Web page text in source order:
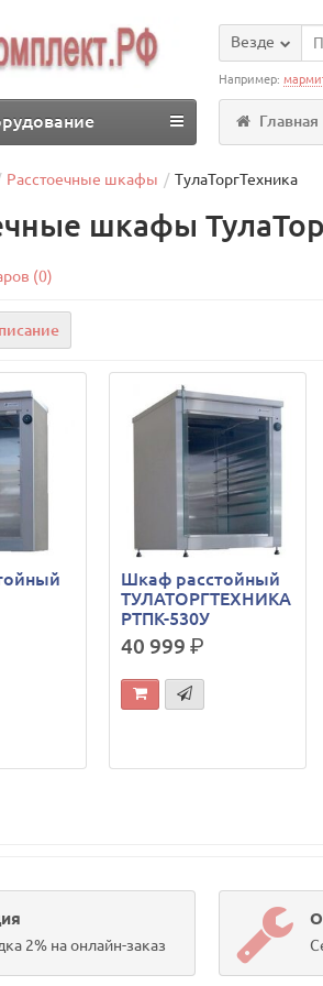
Везде
Например:
Главная
Расстоечные шкафы ТулаТоргТехника
шкафы
(0)
Шкаф расстойный
ТУЛАТОРГТЕХНИКА
РТПК-530У
40 999р.
2% на онлайн-заказ